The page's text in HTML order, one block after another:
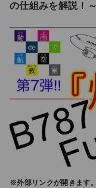
の仕組みを解説！～
※外部リンクが開きます。